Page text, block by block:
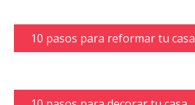
10 pasos para reformar tu casa